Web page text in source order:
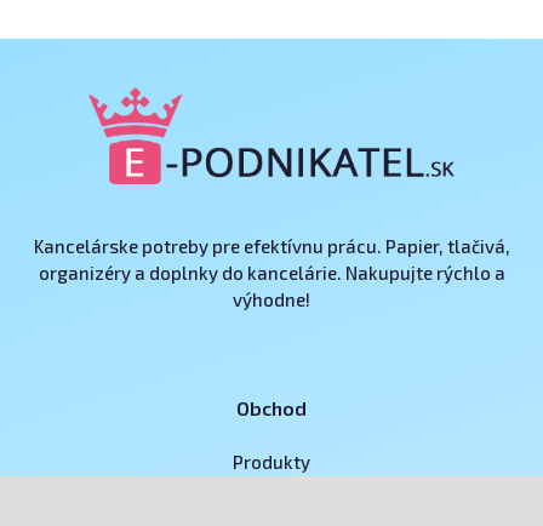
Kancelárske potreby pre efektívnu prácu. Papier, tlačivá,
organizéry a doplnky do kancelárie. Nakupujte rýchlo a
výhodne!
Obchod
Produkty